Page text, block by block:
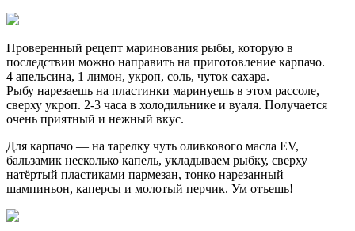
Проверенный рецепт маринования рыбы, которую в
последствии можно направить на приготовление карпачо.
4 апельсина, 1 лимон, укроп, соль, чуток сахара.
Рыбу нарезаешь на пластинки маринуешь в этом рассоле,
сверху укроп. 2-3 часа в холодильнике и вуаля. Получается
очень приятный и нежный вкус.
Для карпачо — на тарелку чуть оливкового масла EV,
бальзамик несколько капель, укладываем рыбку, сверху
натёртый пластиками пармезан, тонко нарезанный
шампиньон, каперсы и молотый перчик. Ум отъешь!